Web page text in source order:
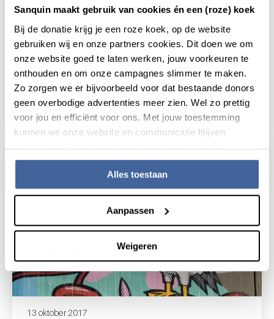
Sanquin maakt gebruik van cookies én een (roze) koek
Bij de donatie krijg je een roze koek, op de website
gebruiken wij en onze partners cookies. Dit doen we om
onze website goed te laten werken, jouw voorkeuren te
onthouden en om onze campagnes slimmer te maken.
Zo zorgen we er bijvoorbeeld voor dat bestaande donors
geen overbodige advertenties meer zien. Wel zo prettig
voor jou en efficiënt voor ons. Met jouw toestemming
kunnen we onze website en communicatie blijven
verbeteren. Lees meer in onze cookieverklaring.
Alles toestaan
Aanpassen
Weigeren
De juiste medicijndosering dankzij
innovatieve bloedmeting
Nieuws 2 februari 2024
lees nieuwsover de juiste medicijndosering dankzij
13 oktober 2017